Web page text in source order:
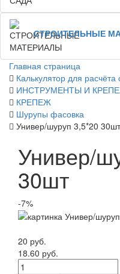
СТРОИТЕЛЬНЫЕ
Главная страница
Калькулятор для
ИНСТРУМЕНТЫ И
КРЕПЕЖ
Шурупы фасовка
Универ/шуруп 3,5*20 30шт
Универ/
30шт
-7%
20 руб.
18.60 руб.